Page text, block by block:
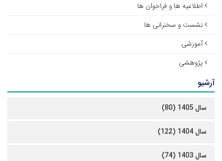
اطلاعیه ها و فراخوان ها
نشست و سخنرانی ها
آموزشی
پژوهشی
آرشیو
سال 1405 (80)
سال 1404 (122)
سال 1403 (74)